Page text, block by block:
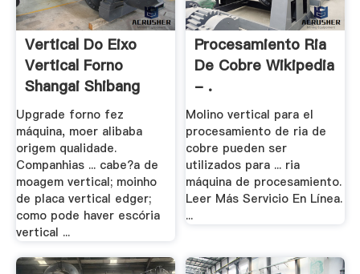
Vertical Do Eixo
Vertical Forno
Shangai Shibang
Upgrade forno fez
máquina, moer alibaba
origem qualidade.
Companhias ... cabe?a de
moagem vertical; moinho
de placa vertical edger;
como pode haver escória
vertical ...
Procesamiento Ria
De Cobre Wikipedia
- .
Molino vertical para el
procesamiento de ria de
cobre pueden ser
utilizados para ... ria
máquina de procesamiento.
Leer Más Servicio En Línea.
...